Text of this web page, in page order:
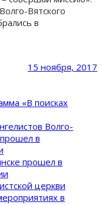
Вятского
в
15 ноября, 2017
«В поисках
Волго-
в
прошел в
церкви
в